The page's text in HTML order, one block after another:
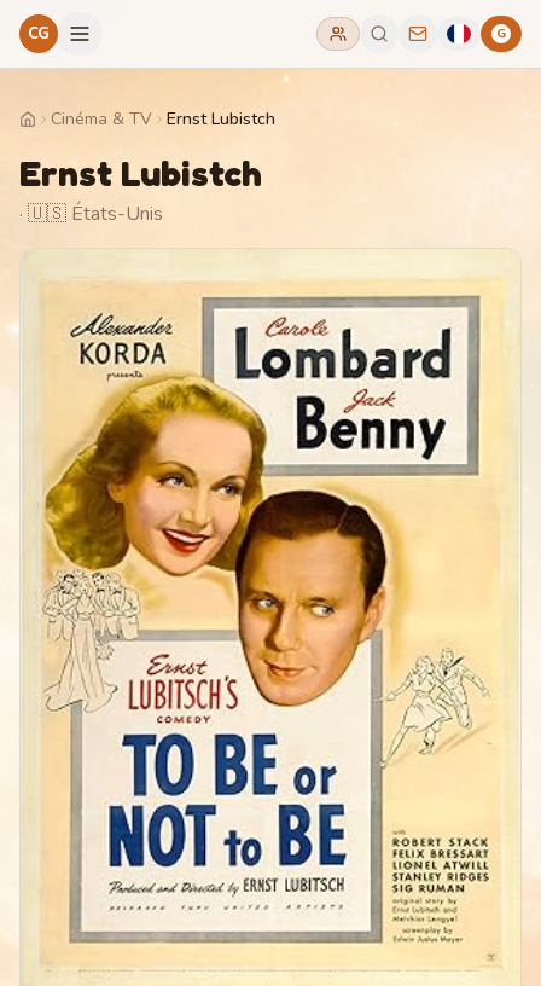
CG G
HomeCinéma & TV Ernst Lubistch
Ernst Lubistch
· 🇺🇸 États-Unis